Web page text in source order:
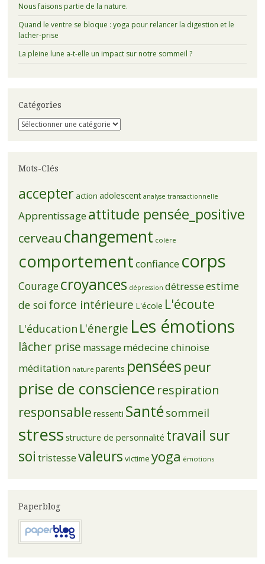
Nous faisons partie de la nature.
Quand le ventre se bloque : yoga pour relancer la digestion et le
lacher-prise
La pleine lune a-t-elle un impact sur notre sommeil ?
Catégories
Catégories
Mots-Clés
accepter action adolescent analyse transactionnelle
Apprentissage attitude pensée_positive
cerveau changement colère
comportementconfiance corps
Couragecroyances dépression détresseestime
de soi force intérieure L'école L'écoute
L'éducation L'énergie Les émotions
lâcher prise massage médecine chinoise
méditation nature parents pensées peur
prise de conscience respiration
responsable ressenti Santésommeil
stress structure de personnalité travail sur
soi tristessevaleurs victime yoga émotions
Paperblog